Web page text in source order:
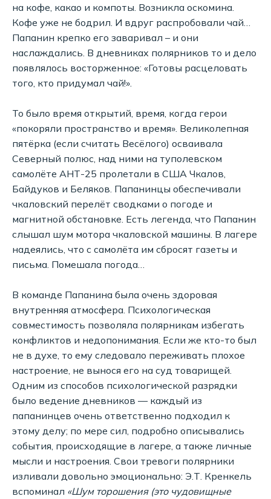
на кофе, какао и компоты. Возникла оскомина.
Кофе уже не бодрил. И вдруг распробовали чай…
Папанин крепко его заваривал – и они
наслаждались. В дневниках полярников то и дело
появлялось восторженное: «Готовы расцеловать
того, кто придумал чай!».
То было время открытий, время, когда герои
«покоряли пространство и время». Великолепная
пятёрка (если считать Весёлого) осваивала
Северный полюс, над ними на туполевском
самолёте АНТ-25 пролетали в США Чкалов,
Байдуков и Беляков. Папанинцы обеспечивали
чкаловский перелёт сводками о погоде и
магнитной обстановке. Есть легенда, что Папанин
слышал шум мотора чкаловской машины. В лагере
надеялись, что с самолёта им сбросят газеты и
письма. Помешала погода…
В команде Папанина была очень здоровая
внутренняя атмосфера. Психологическая
совместимость позволяла полярникам избегать
конфликтов и недопонимания. Если же кто-то был
не в духе, то ему следовало переживать плохое
настроение, не вынося его на суд товарищей.
Одним из способов психологической разрядки
было ведение дневников — каждый из
папанинцев очень ответственно подходил к
этому делу; по мере сил, подробно описывались
события, происходящие в лагере, а также личные
мысли и настроения. Свои тревоги полярники
изливали довольно эмоционально: Э.Т. Кренкель
вспоминал «Шум торошения (это чудовищные